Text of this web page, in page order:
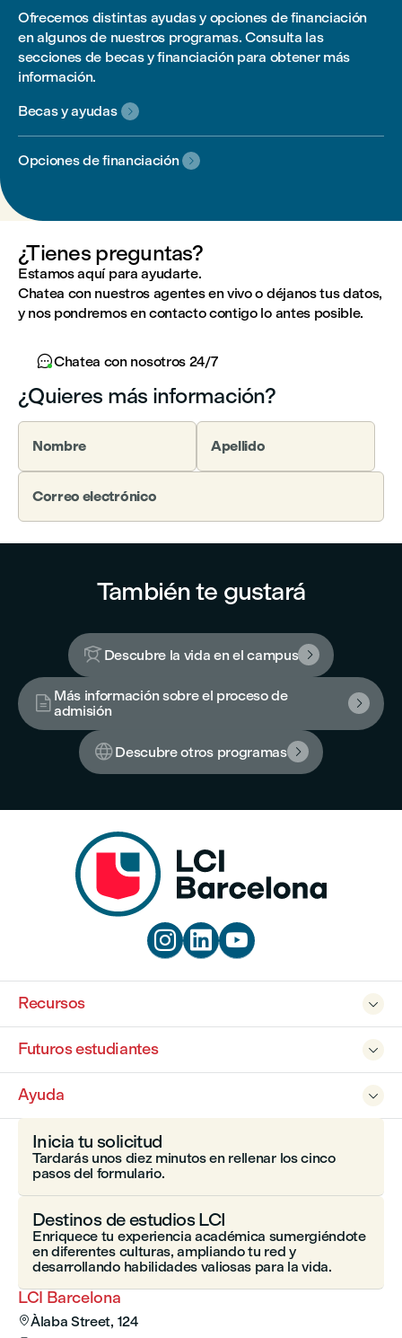
Ofrecemos distintas ayudas y opciones de financiación
en algunos de nuestros programas. Consulta las
secciones de becas y financiación para obtener más
información.
Becas y ayudas

Opciones de financiación 
¿Tienes preguntas?
Estamos aquí para ayudarte.
Chatea con nuestros agentes en vivo o déjanos tus datos,
y nos pondremos en contacto contigo lo antes posible.
Chatea con nosotros 24/7
¿Quieres más información?
Nombre Apellido
Correo electrónico
También te gustará
 Descubre la vida en el campus 
 Más información sobre el proceso de
admisión

Descubre otros programas 
  

Recursos

Futuros estudiantes

Ayuda
LCI Barcelona
Àlaba Street, 124
Inicia tu solicitud
Tardarás unos diez minutos en rellenar los cinco
pasos del formulario.
Destinos de estudios LCI
Enriquece tu experiencia académica sumergiéndote
en diferentes culturas, ampliando tu red y
desarrollando habilidades valiosas para la vida.